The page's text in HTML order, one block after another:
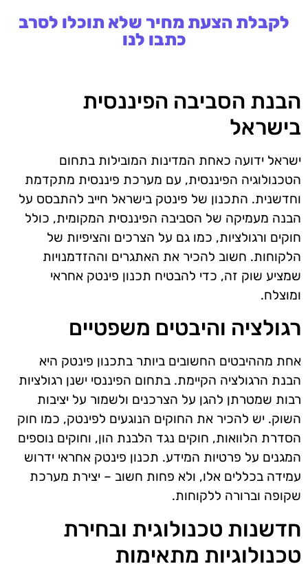
לקבלת הצעת מחיר שלא תוכלו לסרב
כתבו לנו
הבנת הסביבה הפיננסית
בישראל
ישראל ידועה כאחת המדינות המובילות בתחום
הטכנולוגיה הפיננסית, עם מערכת פיננסית מתקדמת
וחדשנית. התכנון של פינטק בישראל חייב להתבסס על
הבנה מעמיקה של הסביבה הפיננסית המקומית, כולל
חוקים ורגולציות, כמו גם על הצרכים והציפיות של
הלקוחות. חשוב להכיר את האתגרים וההזדמנויות
שמציע שוק זה, כדי להבטיח תכנון פינטק אחראי
ומוצלח.
רגולציה והיבטים משפטיים
אחת מההיבטים החשובים ביותר בתכנון פינטק היא
הבנת הרגולציה הקיימת. בתחום הפיננסי ישנן רגולציות
רבות שמטרתן להגן על הצרכנים ולשמור על יציבות
השוק. יש להכיר את החוקים הנוגעים לפינטק, כמו חוק
הסדרת הלוואות, חוקים נגד הלבנת הון, וחוקים נוספים
המגנים על פרטיות המידע. תכנון פינטק אחראי ידרוש
עמידה בכללים אלו, ולא פחות חשוב – יצירת מערכת
שקופה וברורה ללקוחות.
חדשנות טכנולוגית ובחירת
טכנולוגיות מתאימות